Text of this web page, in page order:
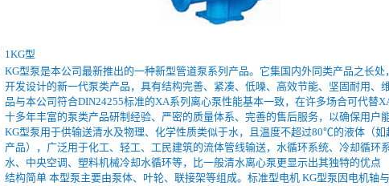
1KG型
KG型泵是本公司最新推出的一种新型管道泵系列产品。它集国内外同类产品之长处
开发设计的新一代泵类产品，具有结构完善、紧凑、低噪、高效节能、坚固耐用、
品与本公司符合DIN24255标准的XA系列离心泵性能基本一致，在许多场合可代替
十多年丰富的泵类产品研制经验、严密的质量体系、完善的售后服务，以确保用户
KG型泵用于供输送清水及物理、化学性质类似于水，且温度不超过80℃的液体（
产品），广泛用于化工、轻工、工民建筑的流体管线输送，水循环系统、冷却循环
水、中央空调、塑料机械冷却水循环等，比一般清水离心泵更显示出其独特的优点
结构简单 本型泵主要由泵体、叶轮、联接架等组成。标准型电机 KG型泵因电机轴